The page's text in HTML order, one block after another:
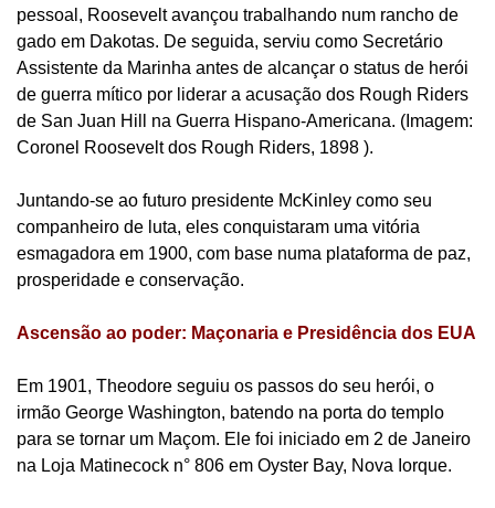
pessoal, Roosevelt avançou trabalhando num rancho de
gado em Dakotas. De seguida, serviu como Secretário
Assistente da Marinha antes de alcançar o status de herói
de guerra mítico por liderar a acusação dos Rough Riders
de San Juan Hill na Guerra Hispano-Americana. (Imagem:
Coronel Roosevelt dos Rough Riders, 1898 ).
Juntando-se ao futuro presidente McKinley como seu
companheiro de luta, eles conquistaram uma vitória
esmagadora em 1900, com base numa plataforma de paz,
prosperidade e conservação.
Ascensão ao poder: Maçonaria e Presidência dos EUA
Em 1901, Theodore seguiu os passos do seu herói, o
irmão George Washington, batendo na porta do templo
para se tornar um Maçom. Ele foi iniciado em 2 de Janeiro
na Loja Matinecock n° 806 em Oyster Bay, Nova Iorque.